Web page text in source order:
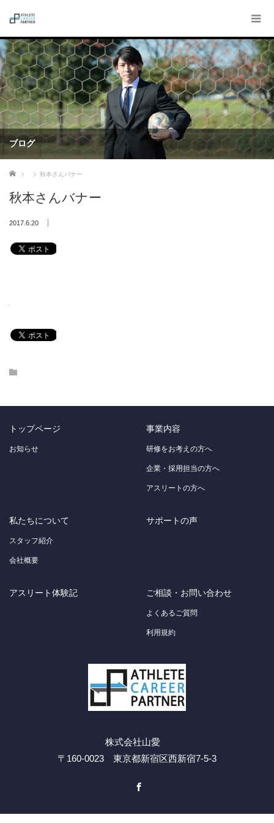
ブログ
ホーム 秋本さんバナー
秋本さんバナー
2017.6.20
トップページ
お知らせ
事業内容
研修をお考えの方へ
企業・採用担当の方へ
アスリートの方へ
私たちについて
スタッフ紹介
会社概要
サポートの声
アスリート体験記 ご相談・お問い合わせ
よくあるご質問
利用規約
株式会社山愛
〒160-0023 東京都新宿区西新宿7-5-3